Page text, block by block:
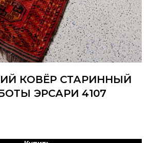
КОВЁР СТАРИННЫЙ
ЭРСАРИ 4107